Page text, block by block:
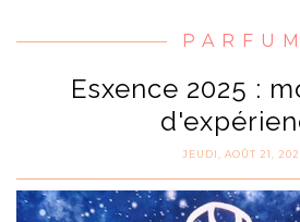
PARFUM
Esxence 2025 :
JEUDI, AOÛT 21,